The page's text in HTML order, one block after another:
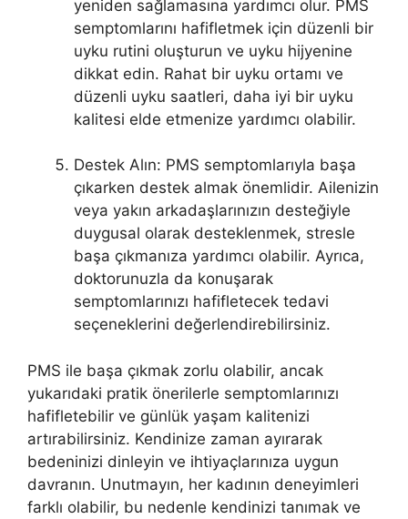
yeniden sağlamasına yardımcı olur. PMS
semptomlarını hafifletmek için düzenli bir
uyku rutini oluşturun ve uyku hijyenine
dikkat edin. Rahat bir uyku ortamı ve
düzenli uyku saatleri, daha iyi bir uyku
kalitesi elde etmenize yardımcı olabilir.
Destek Alın: PMS semptomlarıyla başa
çıkarken destek almak önemlidir. Ailenizin
veya yakın arkadaşlarınızın desteğiyle
duygusal olarak desteklenmek, stresle
başa çıkmanıza yardımcı olabilir. Ayrıca,
doktorunuzla da konuşarak
semptomlarınızı hafifletecek tedavi
seçeneklerini değerlendirebilirsiniz.
PMS ile başa çıkmak zorlu olabilir, ancak
yukarıdaki pratik önerilerle semptomlarınızı
hafifletebilir ve günlük yaşam kalitenizi
artırabilirsiniz. Kendinize zaman ayırarak
bedeninizi dinleyin ve ihtiyaçlarınıza uygun
davranın. Unutmayın, her kadının deneyimleri
farklı olabilir, bu nedenle kendinizi tanımak ve